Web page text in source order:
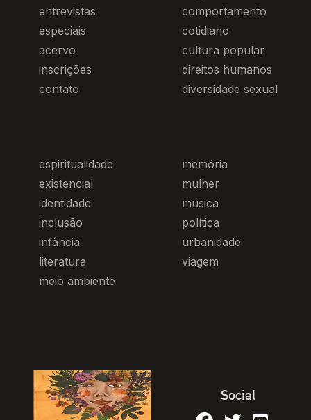
entrevistas
especiais
acervo
inscrições
contato
comportamento
cotidiano
cultura popular
direitos humanos
diversidade sexual
espiritualidade
existencial
identidade
inclusão
infância
literatura
meio ambiente
memória
mulher
música
política
urbanidade
viagem
Social